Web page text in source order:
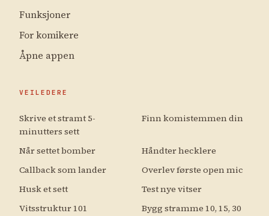
Funksjoner
For komikere
Åpne appen
VEILEDERE
Skrive et stramt 5-
minutters sett
Finn komistemmen din
Når settet bomber
Håndter hecklere
Callback som lander
Overlev første open mic
Husk et sett
Test nye vitser
Vitsstruktur 101
Bygg stramme 10, 15, 30